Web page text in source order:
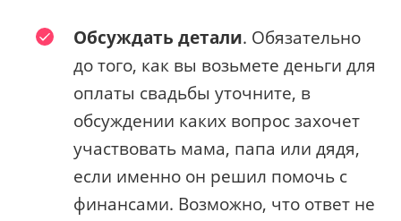
Обсуждать детали. Обязательно
до того, как вы возьмете деньги для
оплаты свадьбы уточните, в
обсуждении каких вопрос захочет
участвовать мама, папа или дядя,
если именно он решил помочь с
финансами. Возможно, что ответ не